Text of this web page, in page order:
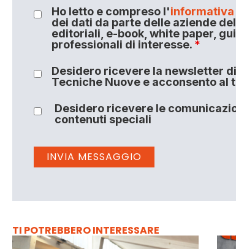
Ho letto e compreso l'
dei dati da parte delle aziende
editoriali, e-book, white paper,
professionali di interesse. *
Desidero ricevere la newsletter
Tecniche Nuove e acconsento
Desidero ricevere le
contenuti speciali
TI POTREBBERO INTERESSARE